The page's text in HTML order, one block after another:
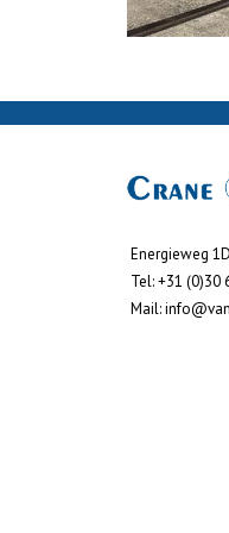
Energieweg
Tel:+31 (0)30
Mail: